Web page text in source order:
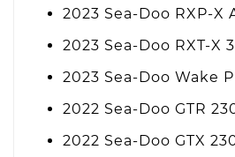
2023 Sea-Doo RXP-X
2023 Sea-Doo RXT-X
2023 Sea-Doo Wake
2022 Sea-Doo GTR
2022 Sea-Doo GTX